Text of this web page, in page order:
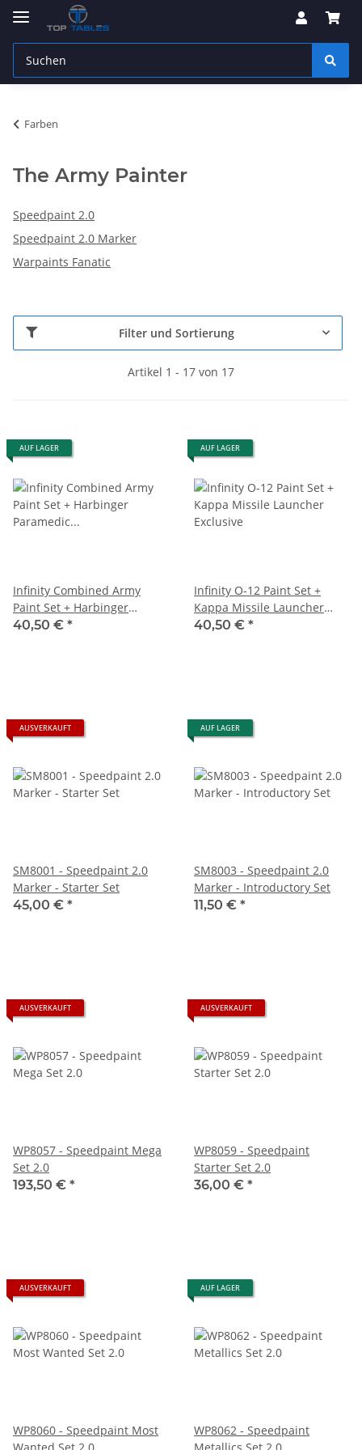
Farben
The Army Painter
Speedpaint 2.0
Speedpaint 2.0 Marker
Warpaints Fanatic
Filter und Sortierung
Artikel 1 - 17 von 17
AUF LAGER
Infinity Combined Army
Paint Set + Harbinger
Paramedic Exclusive
40,50 € *
AUF LAGER
Infinity O-12 Paint Set +
Kappa Missile Launcher
Exclusive
40,50 € *
AUSVERKAUFT
SM8001 - Speedpaint 2.0
Marker - Starter Set
45,00 € *
AUF LAGER
SM8003 - Speedpaint 2.0
Marker - Introductory Set
11,50 € *
AUSVERKAUFT
WP8057 - Speedpaint Mega
Set 2.0
193,50 € *
AUSVERKAUFT
WP8059 - Speedpaint
Starter Set 2.0
36,00 € *
AUSVERKAUFT
WP8060 - Speedpaint Most
AUF LAGER
WP8062 - Speedpaint